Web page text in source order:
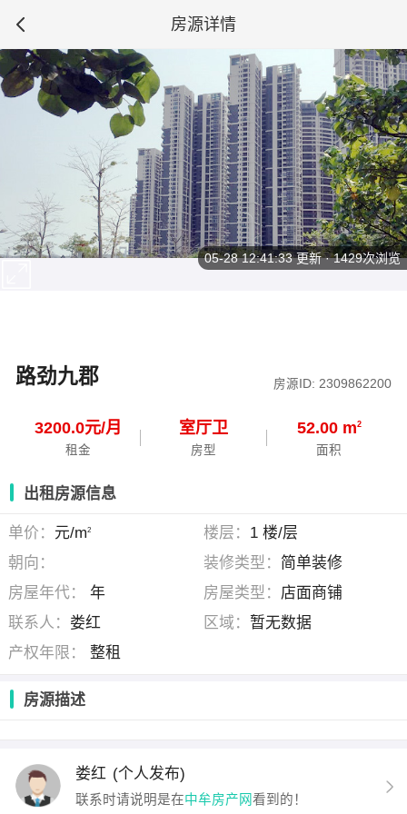
房源详情
路劲九郡 房源ID: 2309862200
3200.0元/月
租金
室厅卫
房型
52.00 m2
面积
05-28 12:41:33更新 · 1429次浏览
出租房源信息
单价： 元/m2 楼层： 1 楼/层
朝向：
装修类型： 简单装修
房屋年代：
年 房屋类型： 店面商铺
联系人： 娄红 区域： 暂无数据
产权年限：
整租
房源描述
娄红 (个人发布)
联系时请说明是在中牟房产网看到的！